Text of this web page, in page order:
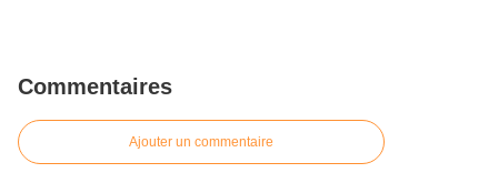
Commentaires
Ajouter un commentaire